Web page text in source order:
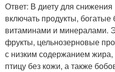
Ответ: В диету для
включать продукты, богатые
витаминами и минералами.
фрукты, цельнозерновые
с низким содержанием
птицу без кожи, а также